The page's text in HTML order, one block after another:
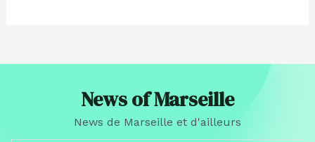
News of Marseille
News de Marseille et d'ailleurs